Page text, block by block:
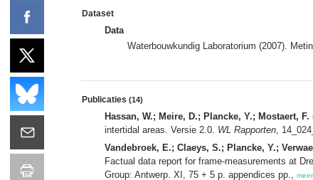
Dataset
Data
Waterbouwkundig Laboratorium (2007).
Publicaties (14)
Hassan, W.; Meire, D.; Plancke, Y.; Mostaert, F.
intertidal areas. Versie 2.0. WL Rapporten ,
Vandebroek, E.; Claeys, S.; Plancke, Y.;
Factual data report for frame‐measurements at
Group: Antwerp. XI, 75 + 5 p. appendices pp.,
meer